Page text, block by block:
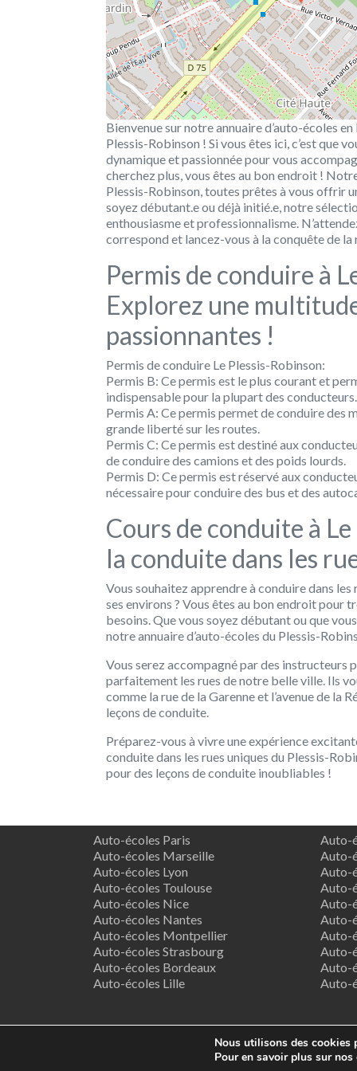
Bienvenue sur notre annuaire d’auto-écoles
Plessis-Robinson ! Si vous êtes ici, c’est que
dynamique et passionnée pour vous
cherchez plus, vous êtes au bon endroit !
Plessis-Robinson, toutes prêtes à vous offrir
soyez débutant.e ou déjà initié.e, notre
enthousiasme et professionnalisme.
correspond et lancez-vous à la conquête de
Permis de conduire à
Explorez une
passionnantes !
Permis de conduire Le Plessis-Robinson:
Permis B: Ce permis est le plus courant et
indispensable pour la plupart des conducteurs.
Permis A: Ce permis permet de conduire des
grande liberté sur les routes.
Permis C: Ce permis est destiné aux
de conduire des camions et des poids lourds.
Permis D: Ce permis est réservé aux
nécessaire pour conduire des bus et des
Cours de conduite à
la conduite dans les
Vous souhaitez apprendre à conduire dans
ses environs ? Vous êtes au bon endroit pour
besoins. Que vous soyez débutant ou que
notre annuaire d’auto-écoles du Plessis-
Vous serez accompagné par des instructeurs
parfaitement les rues de notre belle ville. Ils
comme la rue de la Garenne et l’avenue de la
leçons de conduite.
Préparez-vous à vivre une expérience
conduite dans les rues uniques du Plessis-
pour des leçons de conduite inoubliables !
Auto-écoles Paris
Auto-écoles Marseille
Auto-écoles Lyon
Auto-écoles Toulouse
Auto-écoles Nice
Auto-écoles Nantes
Auto-écoles Montpellier
Auto-écoles Strasbourg
Auto-écoles Bordeaux
Auto-écoles Lille
Auto-
Auto-
Auto-
Auto-
Auto-
Auto-
Auto-
Auto-
Auto-
Auto-
Nous utilisons des cookies
Pour en savoir plus sur